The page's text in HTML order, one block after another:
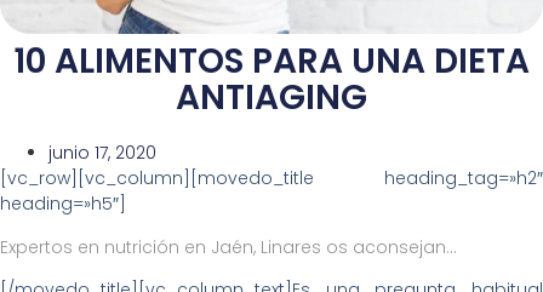
10 ALIMENTOS PARA UNA DIETA
ANTIAGING
junio 17, 2020
[vc_row][vc_column][movedo_title heading_tag=»h2″
heading=»h5″]
Expertos en nutrición en Jaén, Linares os aconsejan…